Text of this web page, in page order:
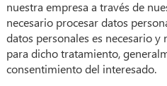
nuestra empresa a través de
necesario procesar datos
datos personales es necesario y
para dicho tratamiento,
consentimiento del interesado.